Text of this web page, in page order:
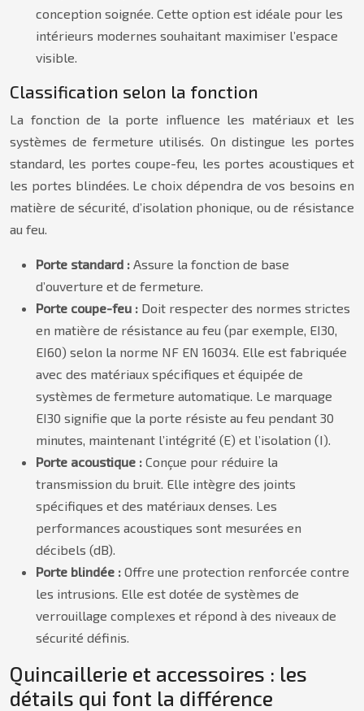
conception soignée. Cette option est idéale pour les
intérieurs modernes souhaitant maximiser l’espace
visible.
Classification selon la fonction
La fonction de la porte influence les matériaux et les
systèmes de fermeture utilisés. On distingue les portes
standard, les portes coupe-feu, les portes acoustiques et
les portes blindées. Le choix dépendra de vos besoins en
matière de sécurité, d’isolation phonique, ou de résistance
au feu.
Porte standard : Assure la fonction de base
d’ouverture et de fermeture.
Porte coupe-feu : Doit respecter des normes strictes
en matière de résistance au feu (par exemple, EI30,
EI60) selon la norme NF EN 16034. Elle est fabriquée
avec des matériaux spécifiques et équipée de
systèmes de fermeture automatique. Le marquage
EI30 signifie que la porte résiste au feu pendant 30
minutes, maintenant l’intégrité (E) et l’isolation (I).
Porte acoustique : Conçue pour réduire la
transmission du bruit. Elle intègre des joints
spécifiques et des matériaux denses. Les
performances acoustiques sont mesurées en
décibels (dB).
Porte blindée : Offre une protection renforcée contre
les intrusions. Elle est dotée de systèmes de
verrouillage complexes et répond à des niveaux de
sécurité définis.
Quincaillerie et accessoires : les
détails qui font la différence